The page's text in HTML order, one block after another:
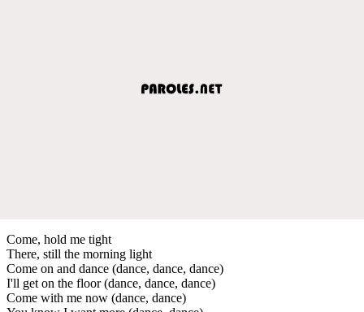
Come, hold me tight
There, still the morning light
Come on and dance (dance, dance, dance)
I'll get on the floor (dance, dance, dance)
Come with me now (dance, dance)